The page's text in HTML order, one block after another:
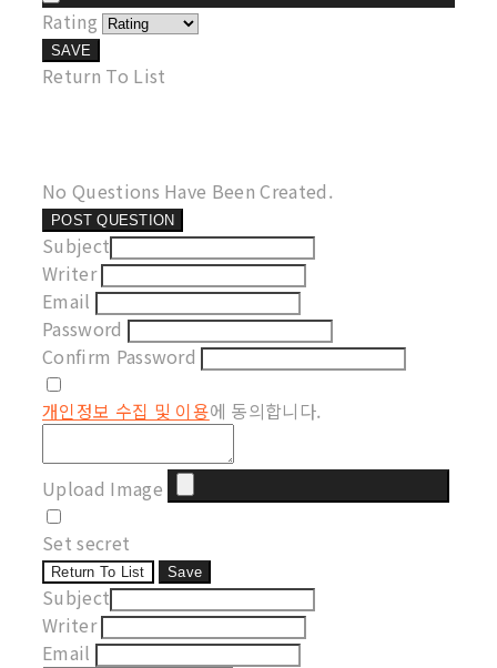
Rating
SAVE
Return To List
No Questions Have Been Created.
POST QUESTION
Subject
Writer
Email
Password
Confirm Password
개인정보 수집 및 이용에 동의합니다.
Upload Image
Set secret
Return To List Save
Subject
Writer
Email